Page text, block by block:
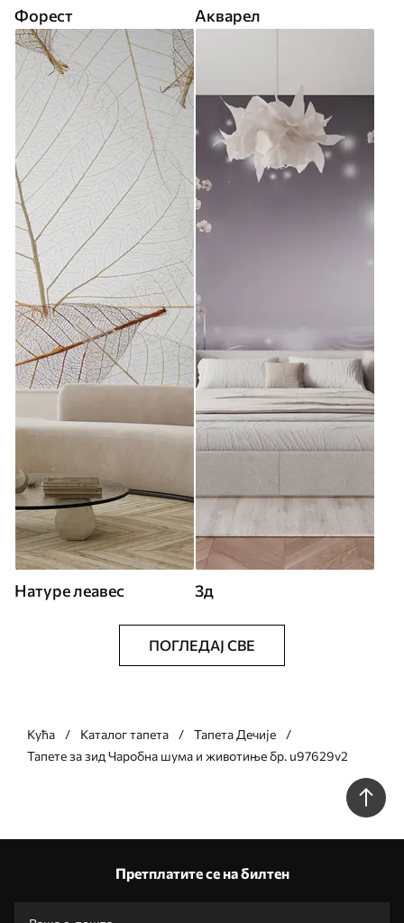
Форест Акварел
Натуре леавес 3д
ПОГЛЕДАЈ СВЕ
Кућа Каталог тапета
Тапета Дечије
Тапете за зид Чаробна шума и животиње бр. u97629v2
Претплатите се на билтен